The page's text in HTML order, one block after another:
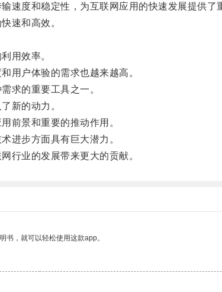
度和稳定性，为互联网应用的快速发展提供了
速和高效。
用效率。
户体验的需求也越来越高。
求的重要工具之一。
新的动力。
前景和重要的推动作用。
进步方面具有巨大潜力。
业的发展带来更大的贡献。
书，就可以轻松使用这款app。